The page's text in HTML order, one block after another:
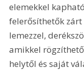
elemekkel
felerősíthetők zárt
lemezzel,
amikkel
helytől és saját